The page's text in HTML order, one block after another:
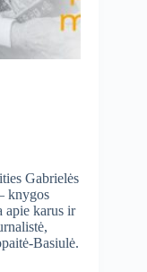
Gabrielės
knygos
apie karus ir
Basiulė.